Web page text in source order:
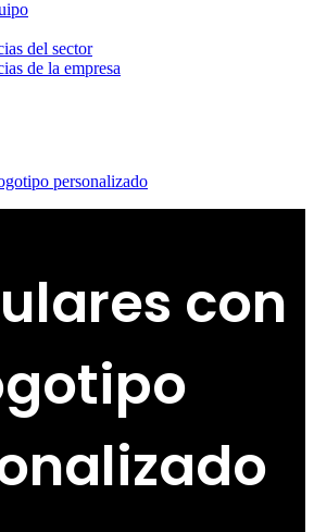
del sector
de la empresa
personalizado
con